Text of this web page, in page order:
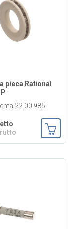
pieca Rational
22.00.985